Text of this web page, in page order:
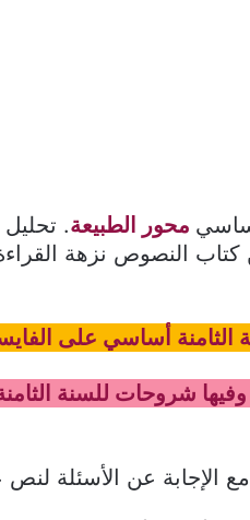
محور الطبيعة
الثامنة أساسي على
وفيها شروحات للسنة
الإجابة عن الأسئلة